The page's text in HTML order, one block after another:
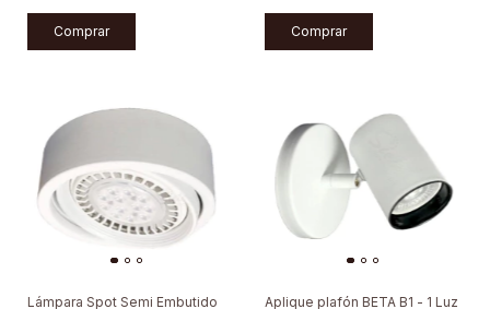
Comprar Comprar
Lámpara Spot Semi Embutido
Aplique plafón BETA B1 - 1 Luz